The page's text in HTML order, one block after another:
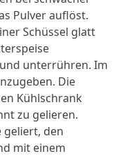
Pulver auflöst.
Schüssel glatt
unterrühren. Im
Die
Kühlschrank
zu gelieren.
geliert, den
mit einem